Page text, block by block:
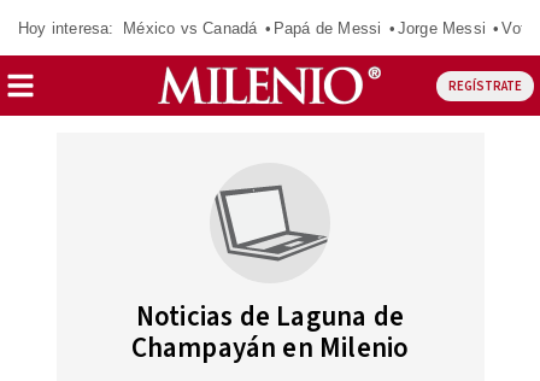
Hoy interesa: México vs Canadá Papá de Messi Jorge Messi
REGÍSTRATE
Noticias de Laguna de
Champayán en Milenio